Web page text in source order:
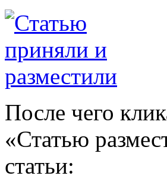
После чего
«Статью
статьи: